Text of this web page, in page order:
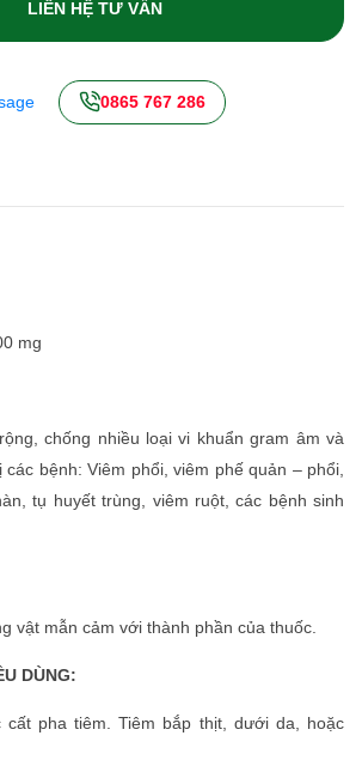
LIÊN HỆ TƯ VẤN
0865 767 286
mg
chống nhiều loại vi khuẩn gram âm và
bệnh: Viêm phổi, viêm phế quản – phổi,
tụ huyết trùng, viêm ruột, các bệnh sinh
vật mẫn cảm với thành phần của thuốc.
DÙNG:
cất pha tiêm. Tiêm bắp thịt, dưới da, hoặc